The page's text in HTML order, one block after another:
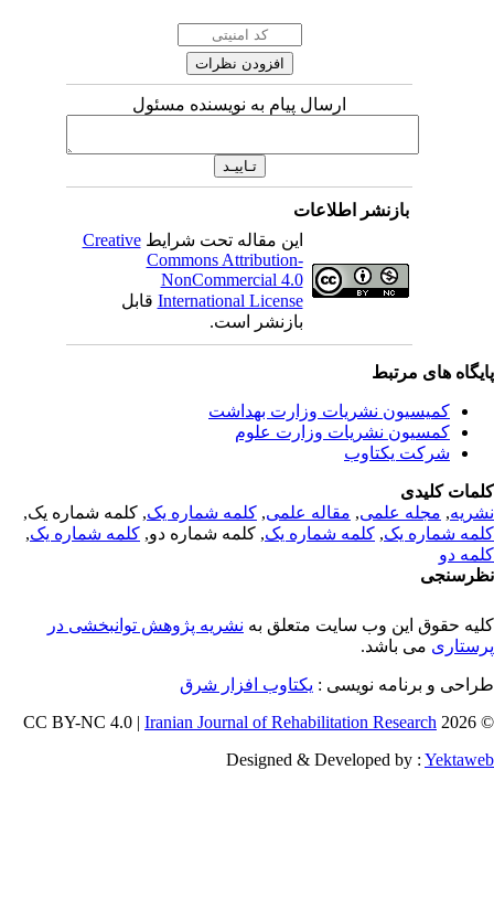
ارسال پیام به نویسنده مسئول
بازنشر اطلاعات
این مقاله تحت شرایطCreative
Commons Attribution-
NonCommercial 4.0
International Licenseقابل
بازنشر است.
های مرتبط
کمیسیون نشریات وزارت بهداشت
کمسیون نشریات وزارت علوم
شرکت یکتاوب
کلیدی
,مجله علمی, مقاله علمی, کلمه شماره یک, کلمه شماره یک,
شماره یک,کلمه شماره یک, کلمه شماره دو,کلمه شماره یک,
دو
حقوق این وب سایت متعلق بهنشریه پژوهش توانبخشی در
می باشد.
و برنامه نویسی : یکتاوب افزار شرق
©
Iranian Journal of Rehabilitation Research
Designed & Developed by :